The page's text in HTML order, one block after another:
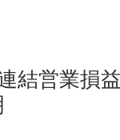
結営業損